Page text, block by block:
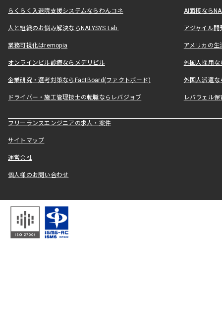
らくらく入退院支援システムならわんコネ AI面接なら
人と組織のお悩み解決ならNALYSYS Lab. アジャイル
業務可視化はremopia アメリカの
オンラインピル診療ならメデリピル 外国人採用
企業研究・選考対策ならFactBoard(ファクトボード) 外国人派遣な
ドライバー・施工管理技士の転職ならレバジョブ レバウェル
フリーランスエンジニアの求人・案件
サイトマップ
運営会社
個人様のお問い合わせ